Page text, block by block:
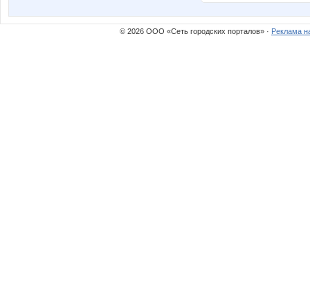
© 2026 ООО «Сеть городских порталов» · Реклама